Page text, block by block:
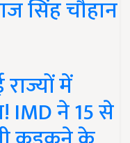
सिंह चौहान
में
IMD ने 15 से